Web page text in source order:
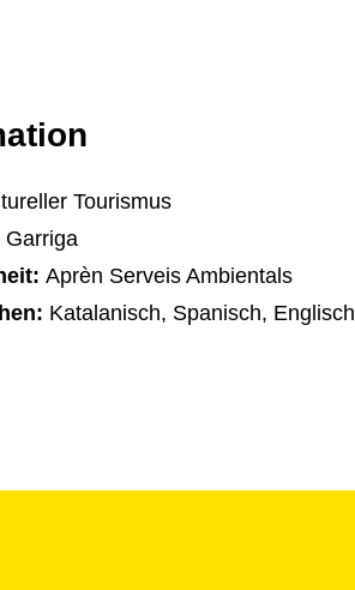
Tourismus
Garriga
Aprèn Serveis Ambientals
Katalanisch, Spanisch, Englisch